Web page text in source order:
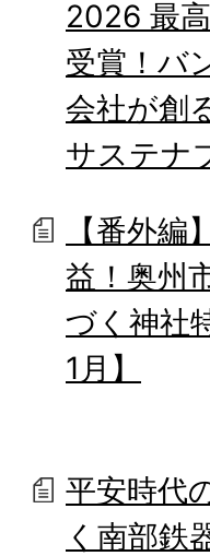
2026 最
受賞！バ
会社が創
サステナ
【番外編
益！奥州
づく神社
1月】
平安時代
く南部鉄